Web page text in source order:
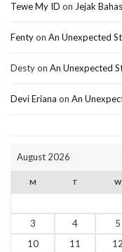
Tewe My ID on Jejak
Fentyon An Unexpected
Destyon An Unexpected
Devi Eriana on An
August 2026
M T W
3
4 5
10
11 12